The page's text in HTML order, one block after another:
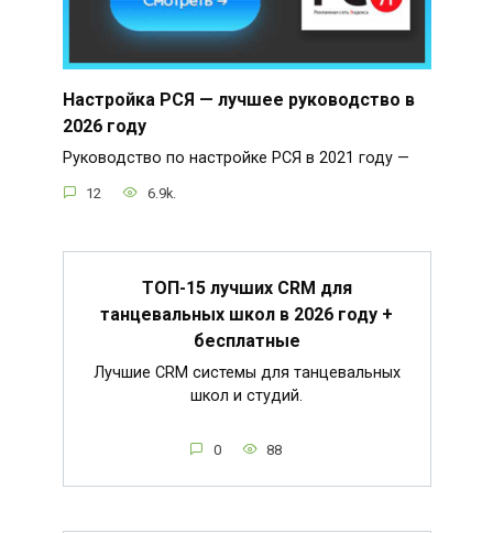
Настройка РСЯ — лучшее руководство в
2026 году
Руководство по настройке РСЯ в 2021 году —
12 6.9k.
ТОП-15 лучших CRM для
танцевальных школ в 2026 году +
бесплатные
Лучшие CRM системы для танцевальных
школ и студий.
0 88